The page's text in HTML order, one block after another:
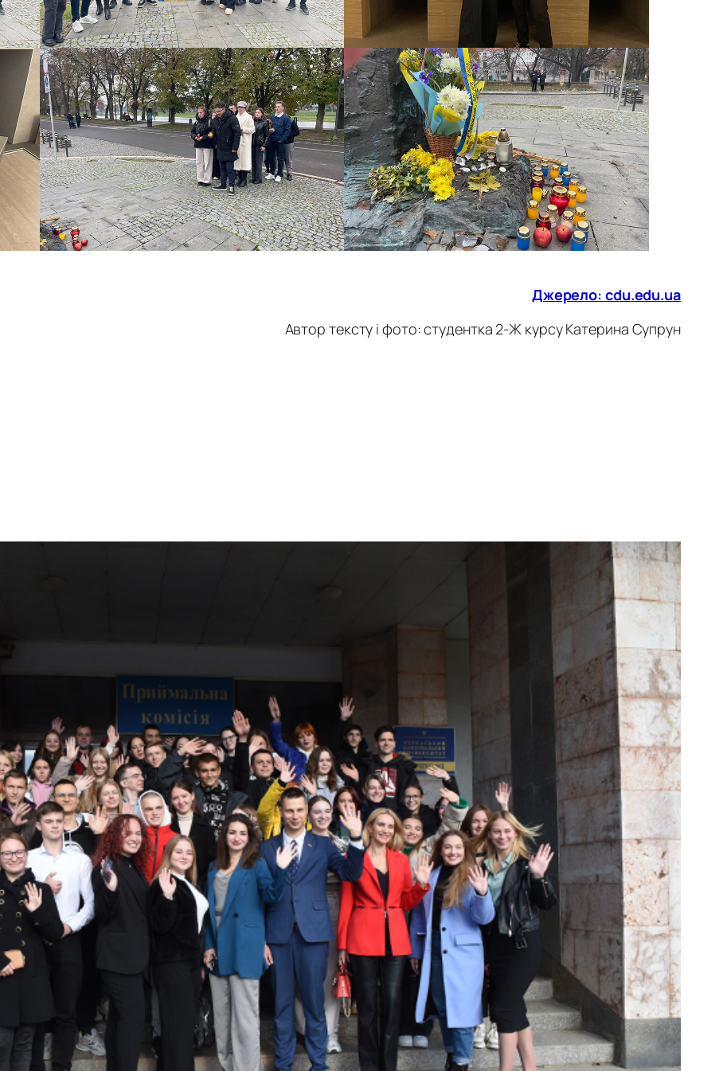
Джерело: cdu.edu.ua
Автор тексту і фото: студентка 2-Ж курсу Катерина Супрун